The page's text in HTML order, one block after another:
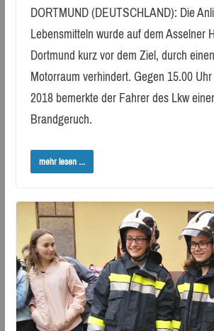
DORTMUND (DEUTSCHLAND): Die
Lebensmitteln wurde auf dem Asselner
Dortmund kurz vor dem Ziel, durch
Motorraum verhindert. Gegen 15.00
2018 bemerkte der Fahrer des Lkw
Brandgeruch.
mehr lesen ...